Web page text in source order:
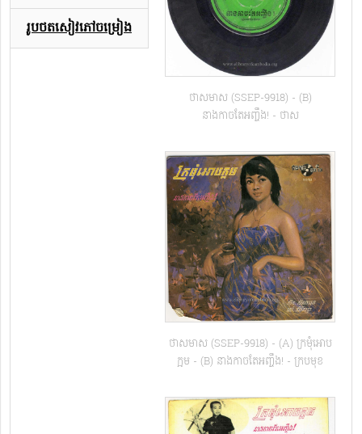
រូបថតសៀវភៅចម្រៀង
ថាសមាស (SSEP-9918) - (B)
នាងកាចតែអញ្ចឹង! - ថាស
ថាសមាស (SSEP-9918) - (A) ក្រមុំអោប
ក្អម - (B) នាងកាចតែអញ្ចឹង! - ក្របមុខ